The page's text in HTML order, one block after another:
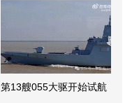
第13艘055大驱开始试航